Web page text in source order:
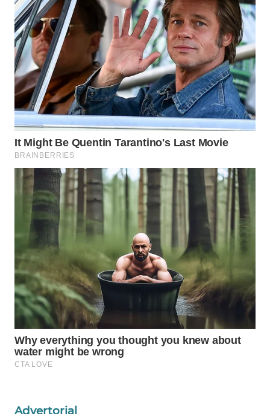
Advertorial
WAHANANEWS
ID
WAHANANEWS
CO ID
WAHANANEWS
NET
WAHANA
WAHANA
UMKM
WAHANA
SELEB
WAHANA
PERSONA
WAHANA
OTOMOTIF